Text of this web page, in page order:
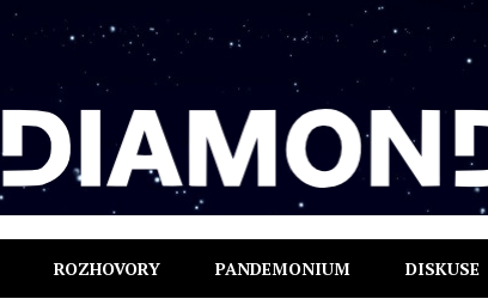
ROZHOVORY PANDEMONIUM DISKUSE